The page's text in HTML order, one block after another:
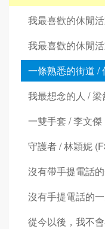
我最喜歡的休閒
我最喜歡的休閒
一條熟悉的街道 /
我最想念的人 / 梁
一雙手套 / 李文傑
守護者 / 林穎妮
沒有帶手提電話
沒有手提電話的
從今以後，我不